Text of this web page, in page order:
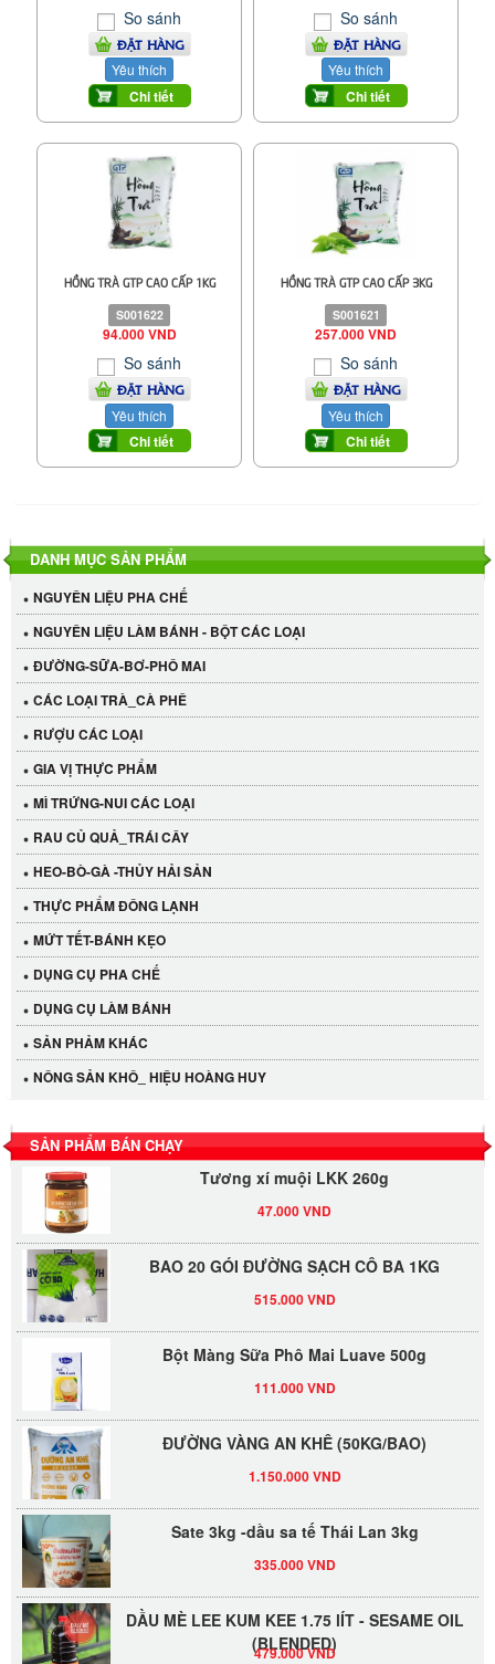
So sánh
ĐẶT HÀNG
Yêu thích
Chi tiết
So sánh
ĐẶT HÀNG
Yêu thích
Chi tiết
HỒNG TRÀ GTP CAO CẤP 1KG
S001622
94.000 VND
So sánh
ĐẶT HÀNG
Yêu thích
Chi tiết
HỒNG TRÀ GTP CAO CẤP 3KG
S001621
257.000 VND
So sánh
ĐẶT HÀNG
Yêu thích
Chi tiết
DANH MỤC SẢN PHẨM
NGUYÊN LIỆU PHA CHẾ
NGUYÊN LIỆU LÀM BÁNH - BỘT CÁC LOẠI
ĐƯỜNG-SỮA-BƠ-PHÔ MAI
CÁC LOẠI TRÀ_CÀ PHÊ
RƯỢU CÁC LOẠI
GIA VỊ THỰC PHẨM
MÌ TRỨNG-NUI CÁC LOẠI
RAU CỦ QUẢ_TRÁI CÂY
HEO-BÒ-GÀ -THỦY HẢI SẢN
THỰC PHẨM ĐÔNG LẠNH
MỨT TẾT-BÁNH KẸO
DỤNG CỤ PHA CHẾ
DỤNG CỤ LÀM BÁNH
SẢN PHẢM KHÁC
NÔNG SẢN KHÔ_ HIỆU HOÀNG HUY
SẢN PHẨM BÁN CHẠY
Cần Tây Đà Lạt
40.000 VND
LỐC 12 HỦ Tương xí muội LKK 260g
Tương xí muội LKK 260g
BAO 20 GÓI ĐƯỜNG SẠCH CÔ BA 1KG
Bột Màng Sữa Phô Mai Luave 500g
ĐƯỜNG VÀNG AN KHÊ (50KG/BAO)
Sate 3kg -dầu sa tế Thái Lan 3kg
DẦU MÈ LEE KUM KEE 1.75 lÍT - SESAME OIL
(BLENDED)
479.000 VND